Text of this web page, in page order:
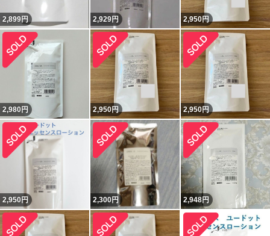
2,899円 2,929円 2,950円
2,980円 2,950円 2,950円
2,950円 2,300円 2,948円